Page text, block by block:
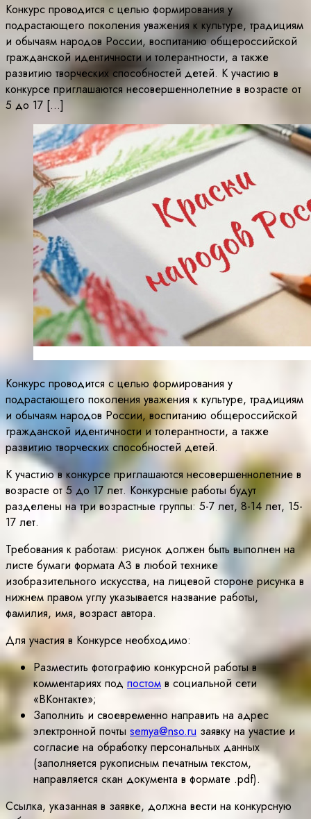
Конкурс проводится с целью формирования у
подрастающего поколения уважения к культуре, традициям
и обычаям народов России, воспитанию общероссийской
гражданской идентичности и толерантности, а также
развитию творческих способностей детей. К участию в
конкурсе приглашаются несовершеннолетние в возрасте от
5 до 17 […]
Конкурс проводится с целью формирования у
подрастающего поколения уважения к культуре, традициям
и обычаям народов России, воспитанию общероссийской
гражданской идентичности и толерантности, а также
развитию творческих способностей детей.
К участию в конкурсе приглашаются несовершеннолетние в
возрасте от 5 до 17 лет. Конкурсные работы будут
разделены на три возрастные группы: 5-7 лет, 8-14 лет, 15-
17 лет.
Требования к работам: рисунок должен быть выполнен на
листе бумаги формата А3 в любой технике
изобразительного искусства, на лицевой стороне рисунка в
нижнем правом углу указывается название работы,
фамилия, имя, возраст автора.
Для участия в Конкурсе необходимо:
Разместить фотографию конкурсной работы в
комментариях под постом в социальной сети
«ВКонтакте»;
Заполнить и своевременно направить на адрес
электронной почты semya@nso.ru заявку на участие и
согласие на обработку персональных данных
(заполняется рукописным печатным текстом,
направляется скан документа в формате .pdf).
Ссылка, указанная в заявке, должна вести на конкурсную